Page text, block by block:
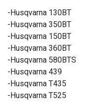
-Husqvarna 130BT
-Husqvarna 350BT
-Husqvarna 150BT
-Husqvarna 360BT
-Husqvarna 580BTS
-Husqvarna 439
-Husqvarna T435
-Husqvarna T525